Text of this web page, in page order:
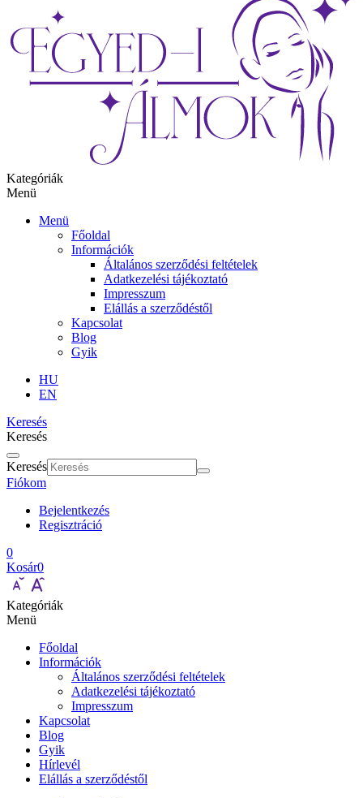
Kategóriák
Menü
Menü
Főoldal
Információk
Általános szerződési feltételek
Adatkezelési tájékoztató
Impresszum
Elállás a szerződéstől
Kapcsolat
Blog
Gyik
HU
EN
Keresés
Keresés
Keresés
Fiókom
Bejelentkezés
Regisztráció
0
Kosár0
Kategóriák
Menü
Főoldal
Információk
Általános szerződési feltételek
Adatkezelési tájékoztató
Impresszum
Kapcsolat
Blog
Gyik
Hírlevél
Elállás a szerződéstől